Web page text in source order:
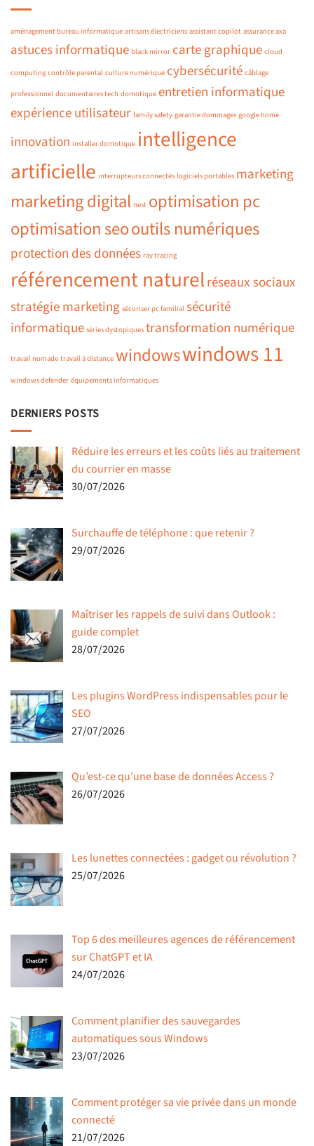
aménagement bureau informatique artisans électriciens assistant copilot assurance axa
astuces informatique black mirror carte graphique cloud
computing contrôle parental culture numérique cybersécurité câblage
professionnel documentaires tech domotique entretien informatique
expérience utilisateur family safety garantie dommages google home
innovation installer domotique intelligence
artificielle interrupteurs connectés logiciels portables marketing
marketing digital nest optimisation pc
optimisation seooutils numériques
protection des données ray tracing
référencement naturelréseaux sociaux
stratégie marketing sécuriser pc familial sécurité
informatique séries dystopiques transformation numérique
travail nomade travail à distance windowswindows 11
windows defender équipements informatiques
DERNIERS POSTS
Réduire les erreurs et les coûts liés au traitement
du courrier en masse
30/07/2026
Surchauffe de téléphone : que retenir ?
29/07/2026
Maîtriser les rappels de suivi dans Outlook :
guide complet
28/07/2026
Les plugins WordPress indispensables pour le
SEO
27/07/2026
Qu’est-ce qu’une base de données Access ?
26/07/2026
Les lunettes connectées : gadget ou révolution ?
25/07/2026
Top 6 des meilleures agences de référencement
sur ChatGPT et IA
24/07/2026
Comment planifier des sauvegardes
automatiques sous Windows
23/07/2026
Comment protéger sa vie privée dans un monde
connecté
21/07/2026